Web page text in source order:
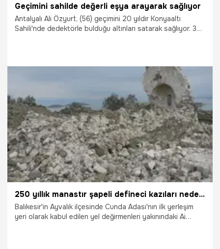
Geçimini sahilde değerli eşya arayarak sağlıyor
Antalyalı Ali Özyurt, (56) geçimini 20 yıldır Konyaaltı
Sahili'nde dedektörle bulduğu altınları satarak sağlıyor. 3
5.01.2021 Gündem
250 yıllık manastır şapeli defineci kazıları nedeniyle yıkıldı
Balıkesir'in Ayvalık ilçesinde Cunda Adası'nın ilk yerleşim
yeri olarak kabul edilen yel değirmenleri yakınındaki Ai